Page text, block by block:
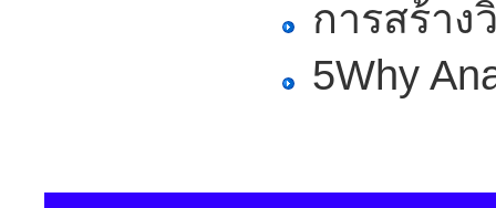
การสร้า
5Why